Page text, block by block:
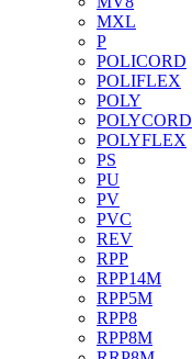
MXL
P
POLICORD
POLIFLEX
POLY
POLYCORD
POLYFLEX
PS
PU
PV
PVC
REV
RPP
RPP14M
RPP5M
RPP8
RPP8M